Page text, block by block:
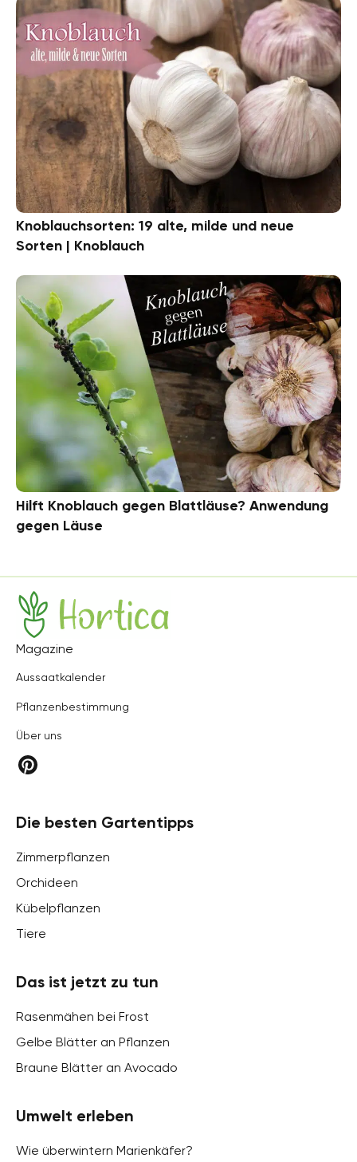
Knoblauchsorten: 19 alte, milde und neue
Sorten | Knoblauch
Hilft Knoblauch gegen Blattläuse? Anwendung
gegen Läuse
Hortica
Magazine
Aussaatkalender
Pflanzenbestimmung
Über uns
Die besten Gartentipps
Zimmerpflanzen
Orchideen
Kübelpflanzen
Tiere
Das ist jetzt zu tun
Rasenmähen bei Frost
Gelbe Blätter an Pflanzen
Braune Blätter an Avocado
Umwelt erleben
Wie überwintern Marienkäfer?